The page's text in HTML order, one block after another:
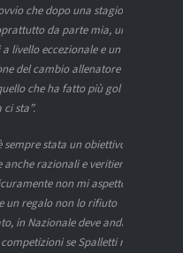
che dopo una stagione
da parte mia, un po’
eccezionale e un anno
del cambio allenatore non
che ha fatto più gol e più
sta”.
stata un obiettivo, è
razionali e veritieri nelle
non mi aspetto
un regalo non lo rifiuto
in Nazionale deve andare chi
se Spalletti ritiene